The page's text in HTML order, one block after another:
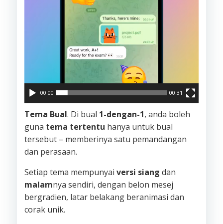
00:00 00:31
Tema Bual. Di bual 1-dengan-1, anda boleh
guna tema tertentu hanya untuk bual
tersebut – memberinya satu pemandangan
dan perasaan.
Setiap tema mempunyai versi siang dan
malamnya sendiri, dengan belon mesej
bergradien, latar belakang beranimasi dan
corak unik.